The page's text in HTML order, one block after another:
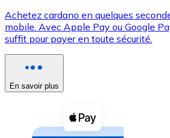
XRP
XRP
Voir toutes
Coupons crypto
Achetez des cryptomonnaies
Achetez cardano en quelques
mobile. Avec Apple Pay ou Google
suffit pour payer en toute sécurité.
En savoir plus